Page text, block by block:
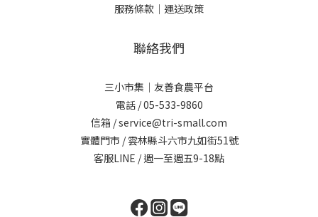
服務條款｜ 運送政策
聯絡我們
三小市集｜友善食農平台
電話 / 05-533-9860
信箱 / service@tri-small.com
實體門市 / 雲林縣斗六市九如街51號
客服LINE / 週一至週五9-18點